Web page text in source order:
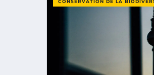
CONSERVATION DE LA